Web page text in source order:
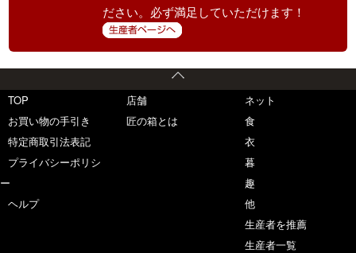
ださい。必ず満足していただけます！
TOP
お買い物の手引き
特定商取引法表記
プライバシーポリシ
ー
ヘルプ
店舗
匠の箱とは
ネット
食
衣
暮
趣
他
生産者を推薦
生産者一覧